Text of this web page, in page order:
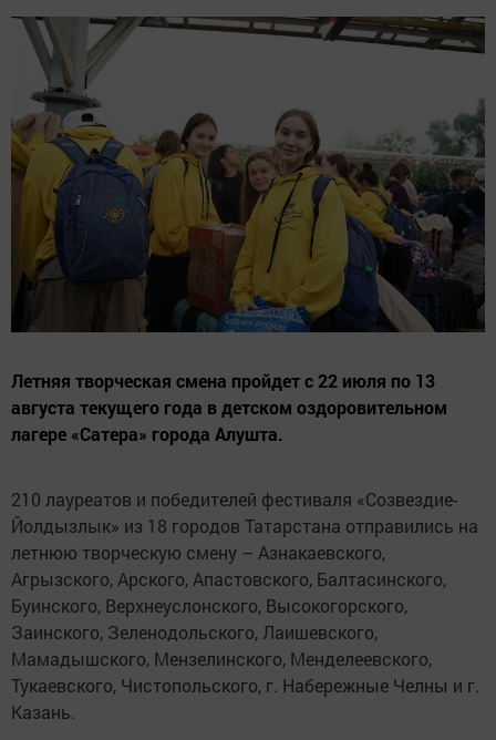
Летняя творческая смена пройдет с 22 июля по 13
августа текущего года в детском оздоровительном
лагере «Сатера» города Алушта.
210 лауреатов и победителей фестиваля «Созвездие-
Йолдызлык» из 18 городов Татарстана отправились на
летнюю творческую смену – Азнакаевского,
Агрызского, Арского, Апастовского, Балтасинского,
Буинского, Верхнеуслонского, Высокогорского,
Заинского, Зеленодольского, Лаишевского,
Мамадышского, Мензелинского, Менделеевского,
Тукаевского, Чистопольского, г. Набережные Челны и г.
Казань.